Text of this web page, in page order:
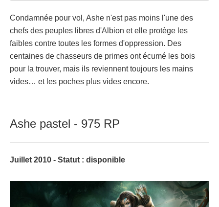
Condamnée pour vol, Ashe n'est pas moins l'une des
chefs des peuples libres d'Albion et elle protège les
faibles contre toutes les formes d'oppression. Des
centaines de chasseurs de primes ont écumé les bois
pour la trouver, mais ils reviennent toujours les mains
vides… et les poches plus vides encore.
Ashe pastel - 975 RP
Juillet 2010 - Statut : disponible